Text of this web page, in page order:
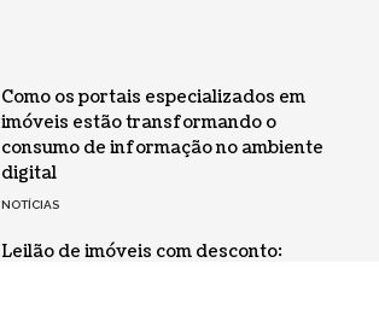
Como os portais especializados em
imóveis estão transformando o
consumo de informação no ambiente
digital
NOTÍCIAS
Leilão de imóveis com desconto: